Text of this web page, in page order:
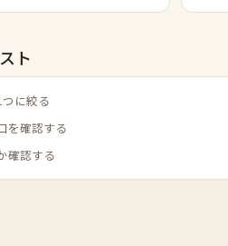
ト
に絞る
を確認する
確認する